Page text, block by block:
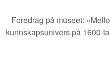
Foredrag på museet:
kunnskapsunivers på 1600-